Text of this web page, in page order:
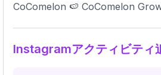
CoComelon 🍉 CoComelon
Instagramアクティビティ